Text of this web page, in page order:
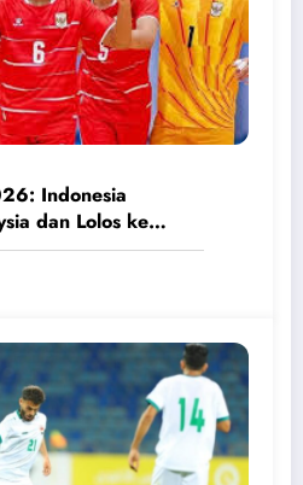
Indonesia
dan Lolos ke